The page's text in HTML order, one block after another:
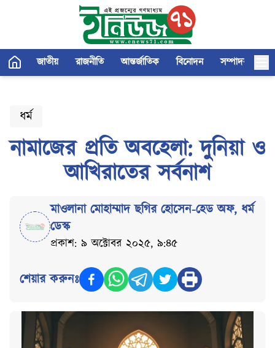
জাতীয় রাজনীতি আন্তর্জাতিক বিনোদন সম্পাদকীয়
ধর্ম
নামাজের প্রতি অবহেলা: দুনিয়া ও
আখিরাতের সর্বনাশ
মাওলানা মোহাম্মাদ ছগির হোসেন-হেড অফ, ধর্ম
ডেস্ক
প্রকাশ: ৯ অক্টোবর ২০২৫, ৯:৪৫
শেয়ার করুনঃ